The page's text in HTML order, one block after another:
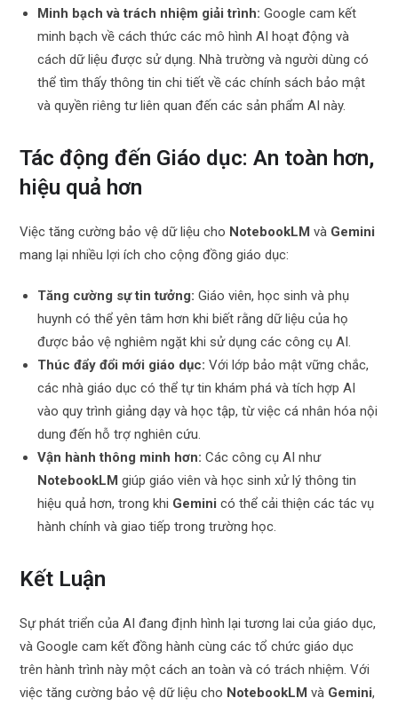
Minh bạch và trách nhiệm giải trình: Google cam kết
minh bạch về cách thức các mô hình AI hoạt động và
cách dữ liệu được sử dụng. Nhà trường và người dùng có
thể tìm thấy thông tin chi tiết về các chính sách bảo mật
và quyền riêng tư liên quan đến các sản phẩm AI này.
Tác động đến Giáo dục: An toàn hơn,
hiệu quả hơn
Việc tăng cường bảo vệ dữ liệu cho NotebookLM và Gemini
mang lại nhiều lợi ích cho cộng đồng giáo dục:
Tăng cường sự tin tưởng: Giáo viên, học sinh và phụ
huynh có thể yên tâm hơn khi biết rằng dữ liệu của họ
được bảo vệ nghiêm ngặt khi sử dụng các công cụ AI.
Thúc đẩy đổi mới giáo dục: Với lớp bảo mật vững chắc,
các nhà giáo dục có thể tự tin khám phá và tích hợp AI
vào quy trình giảng dạy và học tập, từ việc cá nhân hóa nội
dung đến hỗ trợ nghiên cứu.
Vận hành thông minh hơn: Các công cụ AI như
NotebookLM giúp giáo viên và học sinh xử lý thông tin
hiệu quả hơn, trong khi Gemini có thể cải thiện các tác vụ
hành chính và giao tiếp trong trường học.
Kết Luận
Sự phát triển của AI đang định hình lại tương lai của giáo dục,
và Google cam kết đồng hành cùng các tổ chức giáo dục
trên hành trình này một cách an toàn và có trách nhiệm. Với
việc tăng cường bảo vệ dữ liệu cho NotebookLM và Gemini,